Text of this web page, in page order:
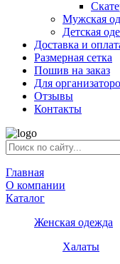
Мужская
Детская
Доставка и
Размерная сетка
Пошив на заказ
Для
Отзывы
Контакты
Главная
О компании
Каталог
Женская одежда
Халаты